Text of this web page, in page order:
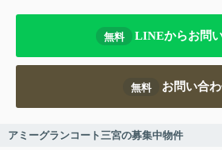
無料 LINEからお問
無料 お問い合
アミーグランコート三宮の募集中物件